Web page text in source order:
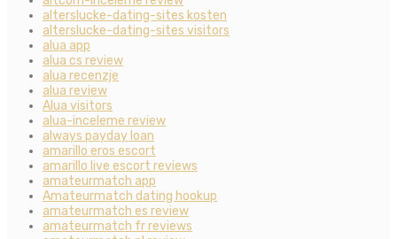
alterslucke-dating-sites kosten
alterslucke-dating-sites visitors
alua app
alua cs review
alua recenzje
alua review
Alua visitors
alua-inceleme review
always payday loan
amarillo eros escort
amarillo live escort reviews
amateurmatch app
Amateurmatch dating hookup
amateurmatch es review
amateurmatch fr reviews